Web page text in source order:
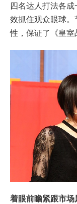
四名达人打法各
效抓住观众眼球
性，保证了《皇室
着眼前瞻紧跟市场